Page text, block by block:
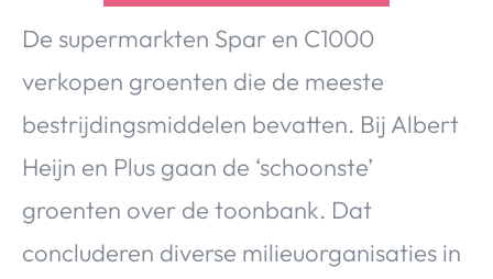
VALERIE'S CHOICE
Food & Drinks Health & Beauty Gadgets
Huis & Tuin
De supermarkten Spar en C1000
verkopen groenten die de meeste
bestrijdingsmiddelen bevatten. Bij Albert
Heijn en Plus gaan de ‘schoonste’
groenten over de toonbank. Dat
concluderen diverse milieuorganisaties in